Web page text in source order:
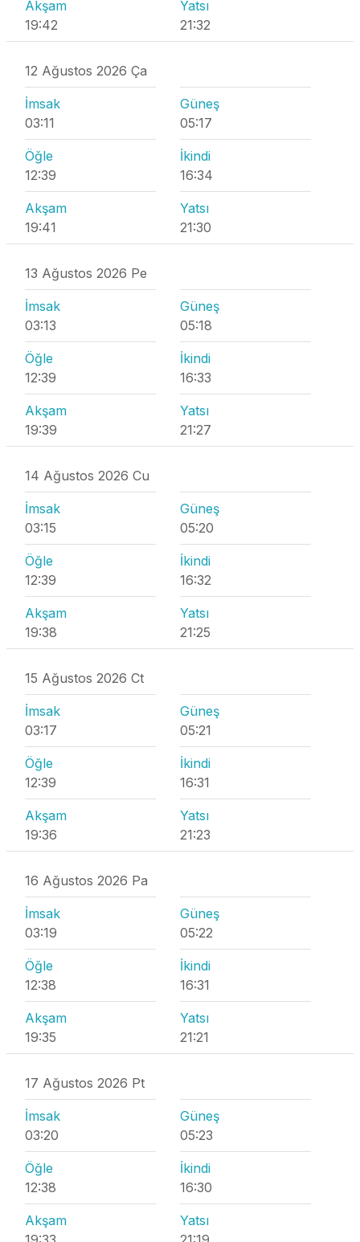
Akşam
19:42
Yatsı
21:32
12 Ağustos 2026 Ça
İmsak
03:11
Güneş
05:17
Öğle
12:39
İkindi
16:34
Akşam
19:41
Yatsı
21:30
13 Ağustos 2026 Pe
İmsak
03:13
Güneş
05:18
Öğle
12:39
İkindi
16:33
Akşam
19:39
Yatsı
21:27
14 Ağustos 2026 Cu
İmsak
03:15
Güneş
05:20
Öğle
12:39
İkindi
16:32
Akşam
19:38
Yatsı
21:25
15 Ağustos 2026 Ct
İmsak
03:17
Güneş
05:21
Öğle
12:39
İkindi
16:31
Akşam
19:36
Yatsı
21:23
16 Ağustos 2026 Pa
İmsak
03:19
Güneş
05:22
Öğle
12:38
İkindi
16:31
Akşam
19:35
Yatsı
21:21
17 Ağustos 2026 Pt
İmsak
03:20
Güneş
05:23
Öğle
12:38
İkindi
16:30
Akşam
Yatsı